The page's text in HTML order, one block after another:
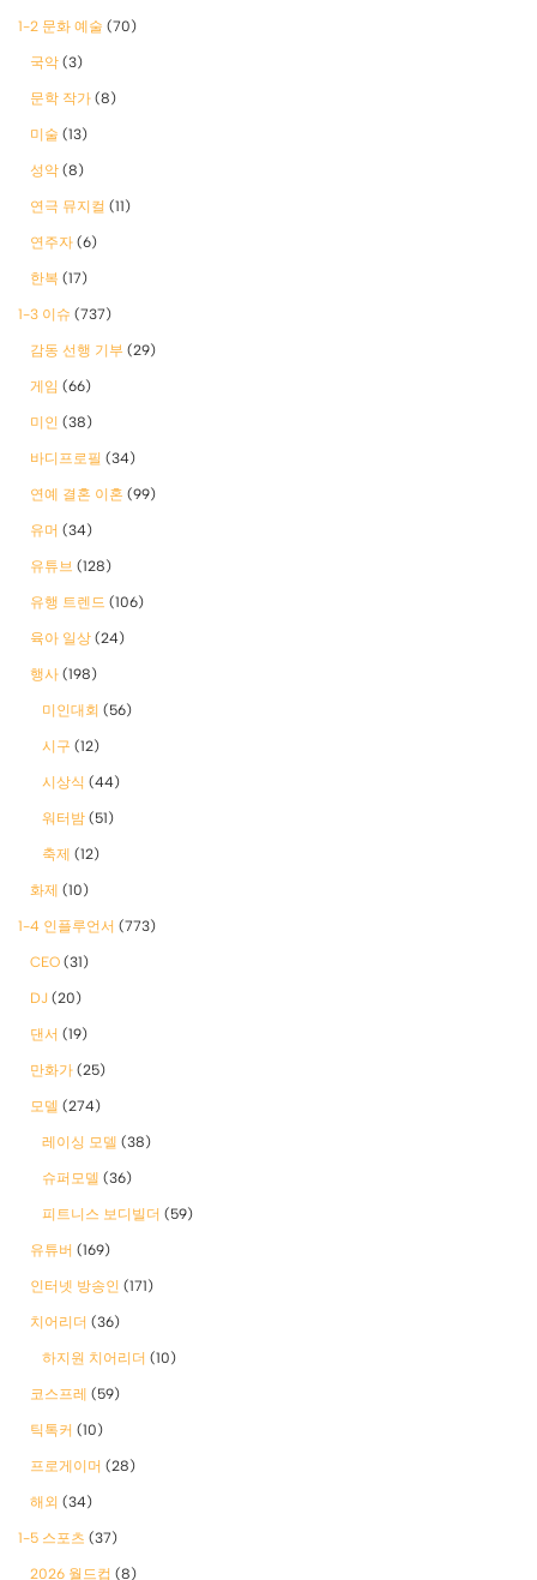
1-2 문화 예술 (70)
국악 (3)
문학 작가 (8)
미술 (13)
성악 (8)
연극 뮤지컬 (11)
연주자 (6)
한복 (17)
1-3 이슈 (737)
감동 선행 기부 (29)
게임 (66)
미인 (38)
바디프로필 (34)
연예 결혼 이혼 (99)
유머 (34)
유튜브 (128)
유행 트렌드 (106)
육아 일상 (24)
행사 (198)
미인대회 (56)
시구 (12)
시상식 (44)
워터밤 (51)
축제 (12)
화제 (10)
1-4 인플루언서 (773)
CEO (31)
DJ (20)
댄서 (19)
만화가 (25)
모델 (274)
레이싱 모델 (38)
슈퍼모델 (36)
피트니스 보디빌더 (59)
유튜버 (169)
인터넷 방송인 (171)
치어리더 (36)
하지원 치어리더 (10)
코스프레 (59)
틱톡커 (10)
프로게이머 (28)
해외 (34)
1-5 스포츠 (37)
2026 월드컵 (8)